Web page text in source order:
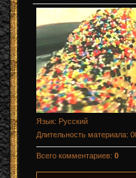
Язык: Русский
Длительность материала:
Всего комментариев: 0